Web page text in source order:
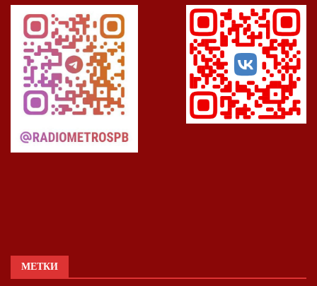
МЕТКИ